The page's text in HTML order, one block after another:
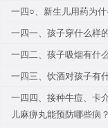
一四○、新生儿用药为
一四一、孩子穿什么样
一四二、孩子吸烟有什
一四三、饮酒对孩子有
一四四、接种牛痘、卡
儿麻痹丸能预防哪些病